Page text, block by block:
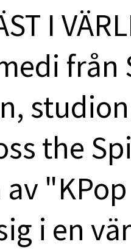
I
från
the
i en